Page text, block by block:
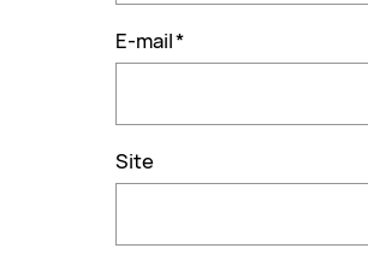
E-mail*
Site